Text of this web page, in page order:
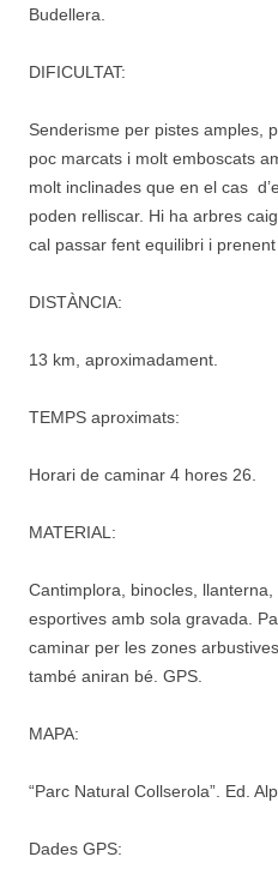
Budellera.
DIFICULTAT:
Senderisme per pistes amples,
poc marcats i molt emboscats
molt inclinades que en el cas
poden relliscar. Hi ha arbres
cal passar fent equilibri i prenent
DISTÀNCIA:
13 km, aproximadament.
TEMPS aproximats:
Horari de caminar 4 hores 26.
MATERIAL:
Cantimplora, binocles,
esportives amb sola gravada.
caminar per les zones
també aniran bé. GPS.
MAPA:
“Parc Natural Collserola”. Ed.
Dades GPS: